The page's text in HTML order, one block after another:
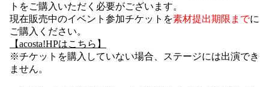
トをご購入いただく必要がございます。
現在販売中のイベント参加チケットを素材提出期限までに
ご購入ください。
【acosta!HPはこちら】
※チケットを購入していない場合、ステージには出演でき
ません。